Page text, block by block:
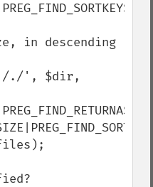
in descending
./', $dir,